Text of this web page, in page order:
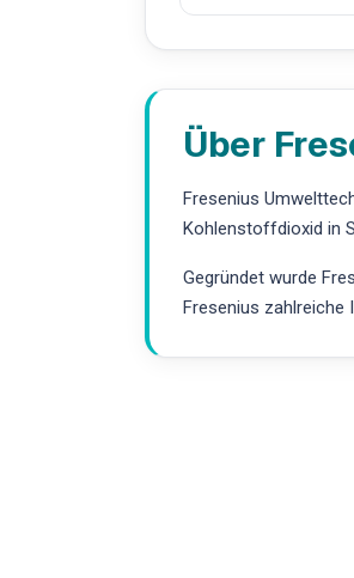
Über
Fresenius
Kohlenstoffdioxid in
Gegründet wurde
Fresenius zahlreiche